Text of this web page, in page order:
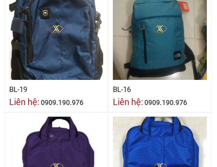
BL-19
Liên hệ: 0909.190.976
BL-16
Liên hệ: 0909.190.976